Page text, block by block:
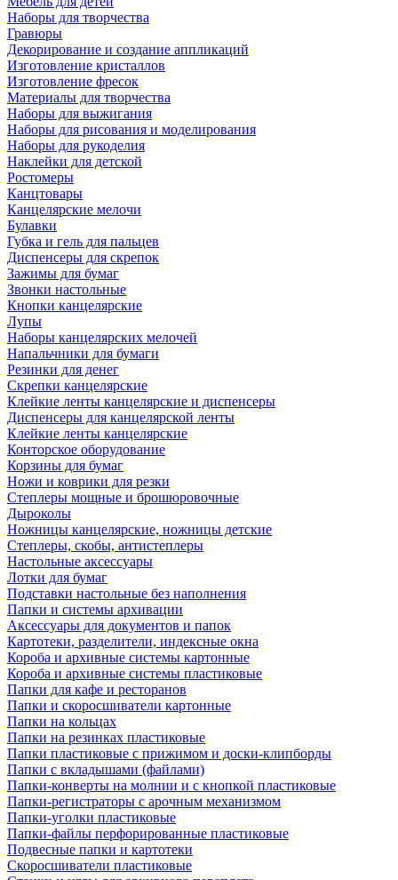
Наборы для творчества
Гравюры
Декорирование и создание аппликаций
Изготовление кристаллов
Изготовление фресок
Материалы для творчества
Наборы для выжигания
Наборы для рисования и моделирования
Наборы для рукоделия
Наклейки для детской
Ростомеры
Канцтовары
Канцелярские мелочи
Булавки
Губка и гель для пальцев
Диспенсеры для скрепок
Зажимы для бумаг
Звонки настольные
Кнопки канцелярские
Лупы
Наборы канцелярских мелочей
Напальчники для бумаги
Резинки для денег
Скрепки канцелярские
Клейкие ленты канцелярские и диспенсеры
Диспенсеры для канцелярской ленты
Клейкие ленты канцелярские
Конторское оборудование
Корзины для бумаг
Ножи и коврики для резки
Степлеры мощные и брошюровочные
Дыроколы
Ножницы канцелярские, ножницы детские
Степлеры, скобы, антистеплеры
Настольные аксессуары
Лотки для бумаг
Подставки настольные без наполнения
Папки и системы архивации
Аксессуары для документов и папок
Картотеки, разделители, индексные окна
Короба и архивные системы картонные
Короба и архивные системы пластиковые
Папки для кафе и ресторанов
Папки и скоросшиватели картонные
Папки на кольцах
Папки на резинках пластиковые
Папки пластиковые с прижимом и доски-клипборды
Папки с вкладышами (файлами)
Папки-конверты на молнии и с кнопкой пластиковые
Папки-регистраторы с арочным механизмом
Папки-уголки пластиковые
Папки-файлы перфорированные пластиковые
Подвесные папки и картотеки
Скоросшиватели пластиковые